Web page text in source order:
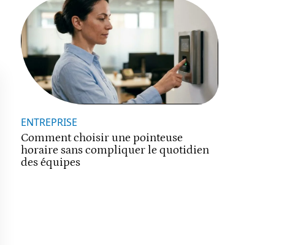
ENTREPRISE
Comment choisir une pointeuse
horaire sans compliquer le quotidien
des équipes